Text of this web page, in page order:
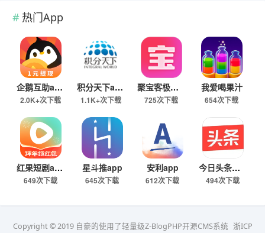
热门App
企鹅互助app
2.0K+次下载
积分天下app
1.1K+次下载
聚宝客极速版
725次下载
我爱喝果汁
654次下载
红果短剧app
649次下载
星斗推app
645次下载
安利app
612次下载
今日头条极速版下载
494次下载
Copyright © 2019 自豪的使用了轻量级Z-BlogPHP开源CMS系统 浙ICP